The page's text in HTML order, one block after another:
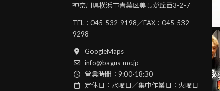
神奈川県横浜市青葉区美しが丘西3-2-7
TEL： 045-532-9198／FAX：045-532-
9298
GoogleMaps
info@bagus-mc.jp
営業時間：9:00-18:30
定休日：水曜日／集中作業日：火曜日